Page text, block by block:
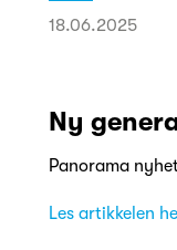
18.06.2025
Ny
Panorama
Les artikkelen